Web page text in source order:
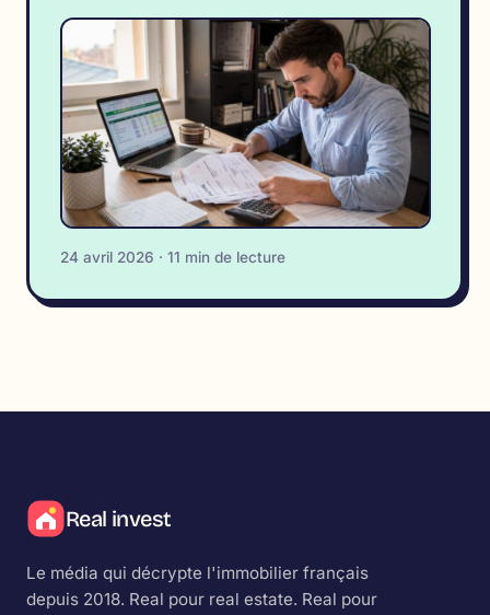
24 avril 2026 · 11 min de lecture
Real invest
Le média qui décrypte l'immobilier français
depuis 2018. Real pour real estate. Real pour